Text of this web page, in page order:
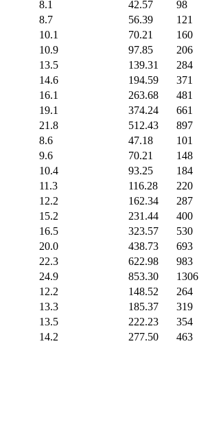
8.1 42.57
98
8.7 56.39
121
10.1 70.21
160
10.9 97.85
206
13.5 139.31
284
14.6 194.59
371
16.1 263.68
481
19.1 374.24
661
21.8 512.43
897
8.6 47.18
101
9.6 70.21
148
10.4 93.25
184
11.3 116.28
220
12.2 162.34
287
15.2 231.44
400
16.5 323.57
530
20.0 438.73
693
22.3 622.98
983
24.9 853.30
1306
12.2 148.52
264
13.3 185.37
319
13.5 222.23
354
14.2 277.50 463